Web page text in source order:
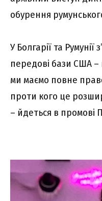
обурення
У Болгарії та Румунії
передові бази США –
ми маємо повне
проти кого це
– йдеться в промові